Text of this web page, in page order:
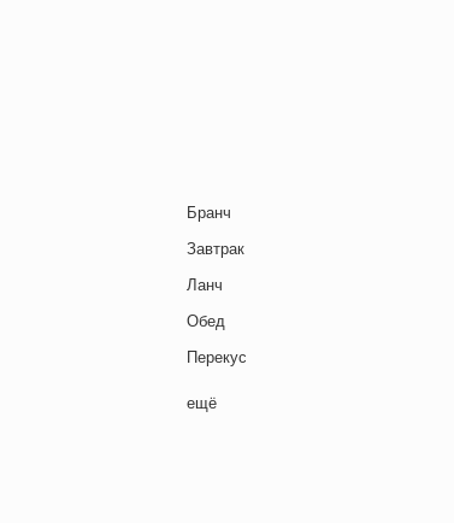
Бранч
Завтрак
Ланч
Обед
Перекус
Полдник
ещё